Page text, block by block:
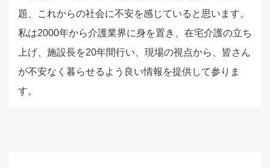
題、これからの社会に不安を感じていると思います。
私は2000年から介護業界に身を置き、在宅介護の立ち
上げ、施設長を20年間行い、現場の視点から、皆さん
が不安なく暮らせるよう良い情報を提供して参りま
す。